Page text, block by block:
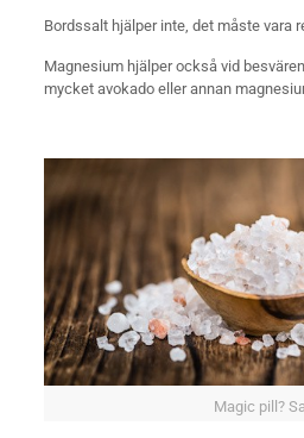
Bordssalt hjälper inte, det måste vara
Magnesium hjälper också vid
mycket avokado eller annan
Magic pill?